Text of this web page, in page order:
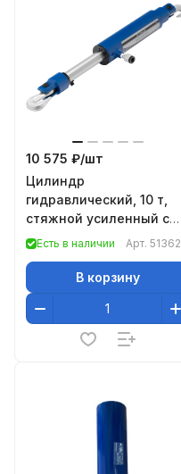
10 575 ₽/шт
Цилиндр
гидравлический, 10 т,
стяжной усиленный с
крюками// Stels
Есть в наличии Арт. 51362
В корзину